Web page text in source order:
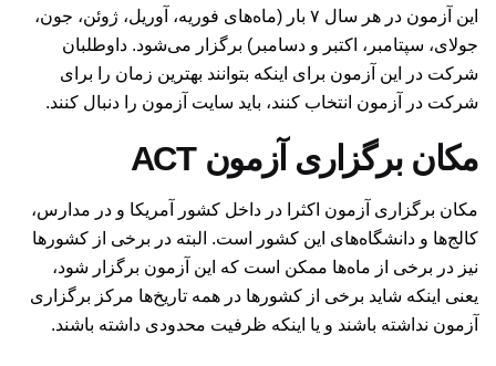
این آزمون در هر سال ۷ بار (ماه‌های فوریه، آوریل، ژوئن، جون،
جولای، سپتامبر، اکتبر و دسامبر) برگزار می‌شود. داوطلبان
شرکت در این آزمون برای اینکه بتوانند بهترین زمان را برای
شرکت در آزمون انتخاب کنند، باید سایت آزمون را دنبال کنند.
مکان برگزاری آزمون ACT
مکان برگزاری آزمون اکثرا در داخل کشور آمریکا و در مدارس،
کالج‌ها و دانشگاه‌های این کشور است. البته در برخی از کشورها
نیز در برخی از ماه‌ها ممکن است که این آزمون برگزار شود،
یعنی اینکه شاید برخی از کشورها در همه تاریخ‌ها مرکز برگزاری
آزمون نداشته باشند و یا اینکه ظرفیت محدودی داشته باشند.